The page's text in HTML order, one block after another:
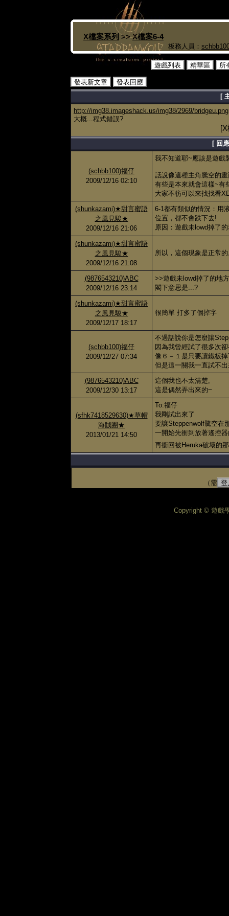
X檔案系列 >>X檔案6-4
板務人員：
遊戲列表 精華區 所
發表新文章
發表回應
[
http://img38.imageshack.us/img38/2969/bridgeu.png
大概...程式錯誤?
[ 回
(schbb100)福仔
2009/12/16 02:10
我不知道耶~應該是遊戲
話說像這種主角騰空的
有些是本來就會這樣~有
大家不彷可以來找找看
(shunkazami)★甜言蜜語
之風見駿★
2009/12/16 21:06
6-1都有類似的情況：用
位置，都不會跌下去!
原因：遊戲未lowd掉了
(shunkazami)★甜言蜜語
之風見駿★
2009/12/16 21:08
所以，這個現象是正常
(9876543210)ABC
2009/12/16 23:14
>>遊戲未lowd掉了的地
閣下意思是...?
(shunkazami)★甜言蜜語
之風見駿★
2009/12/17 18:17
很簡單 打多了個掉字
(schbb100)福仔
2009/12/27 07:34
不過話說你是怎麼讓
因為我曾經試了很多次
像６－１是只要讓鐵板
但是這一關我一直試不
(9876543210)ABC
2009/12/30 13:17
這個我也不太清楚,
這是偶然弄出來的~
(sfhk7418529630)★草帽
海賊團★
2013/01/21 14:50
To:福仔
我剛試出來了
要讓Steppenwolf騰空在
一開始先衝到放著遙控
再衝回被Heruka破壞的
（需 登
Copyright © 遊戲